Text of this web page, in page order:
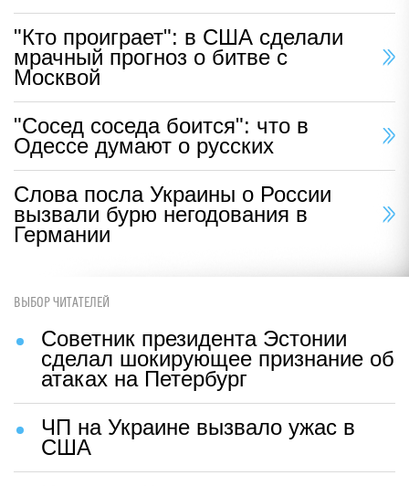
"Кто проиграет": в США сделали
мрачный прогноз о битве с
Москвой
"Сосед соседа боится": что в
Одессе думают о русских
Слова посла Украины о России
вызвали бурю негодования в
Германии
ВЫБОР ЧИТАТЕЛЕЙ
Советник президента Эстонии
сделал шокирующее признание об
атаках на Петербург
ЧП на Украине вызвало ужас в
США